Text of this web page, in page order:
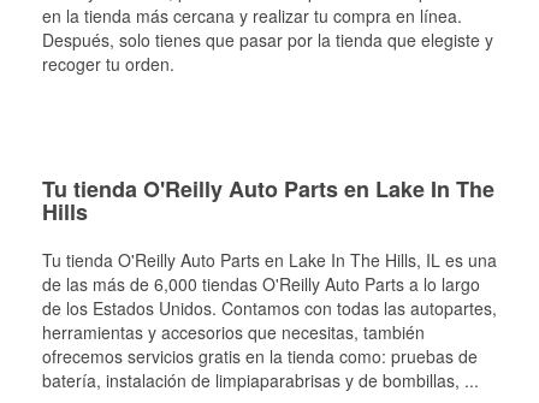
en la tienda más cercana y realizar tu compra en línea.
Después, solo tienes que pasar por la tienda que elegiste y
recoger tu orden.
Tu tienda O'Reilly Auto Parts en Lake In The
Hills
Tu tienda O'Reilly Auto Parts en Lake In The Hills, IL es una
de las más de 6,000 tiendas O'Reilly Auto Parts a lo largo
de los Estados Unidos. Contamos con todas las autopartes,
herramientas y accesorios que necesitas, también
ofrecemos servicios gratis en la tienda como: pruebas de
batería, instalación de limpiaparabrisas y de bombillas, ...